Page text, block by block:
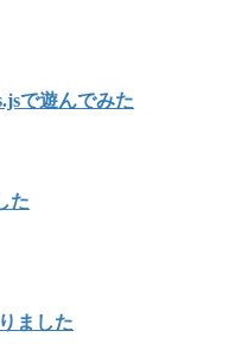
で遊んでみた
た
ました